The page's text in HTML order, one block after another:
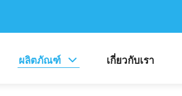
ผลิตภัณฑ์ เกี่ยวกับเรา